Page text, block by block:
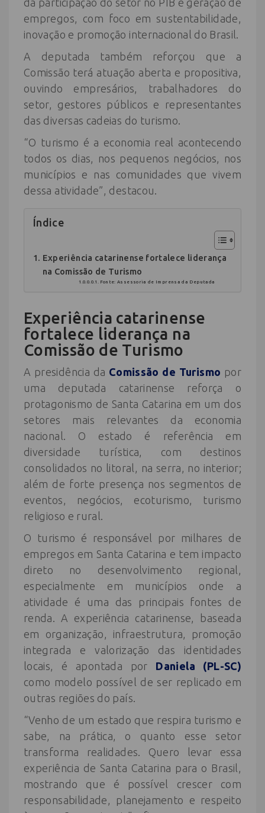
empregos, com foco em sustentabilidade,
inovação e promoção internacional do Brasil.
A deputada também reforçou que a
Comissão terá atuação aberta e propositiva,
ouvindo empresários, trabalhadores do
setor, gestores públicos e representantes
das diversas cadeias do turismo.
“O turismo é a economia real acontecendo
todos os dias, nos pequenos negócios, nos
municípios e nas comunidades que vivem
dessa atividade”, destacou.
Índice
Experiência catarinense fortalece liderança
na Comissão de Turismo
Fonte: Assessoria de Imprensa da Deputada
Experiência catarinense
fortalece liderança na
Comissão de Turismo
A presidência da Comissão de Turismo por
uma deputada catarinense reforça o
protagonismo de Santa Catarina em um dos
setores mais relevantes da economia
nacional. O estado é referência em
diversidade turística, com destinos
consolidados no litoral, na serra, no interior;
além de forte presença nos segmentos de
eventos, negócios, ecoturismo, turismo
religioso e rural.
O turismo é responsável por milhares de
empregos em Santa Catarina e tem impacto
direto no desenvolvimento regional,
especialmente em municípios onde a
atividade é uma das principais fontes de
renda. A experiência catarinense, baseada
em organização, infraestrutura, promoção
integrada e valorização das identidades
locais, é apontada por Daniela (PL-SC)
como modelo possível de ser replicado em
outras regiões do país.
“Venho de um estado que respira turismo e
sabe, na prática, o quanto esse setor
transforma realidades. Quero levar essa
experiência de Santa Catarina para o Brasil,
mostrando que é possível crescer com
responsabilidade, planejamento e respeito